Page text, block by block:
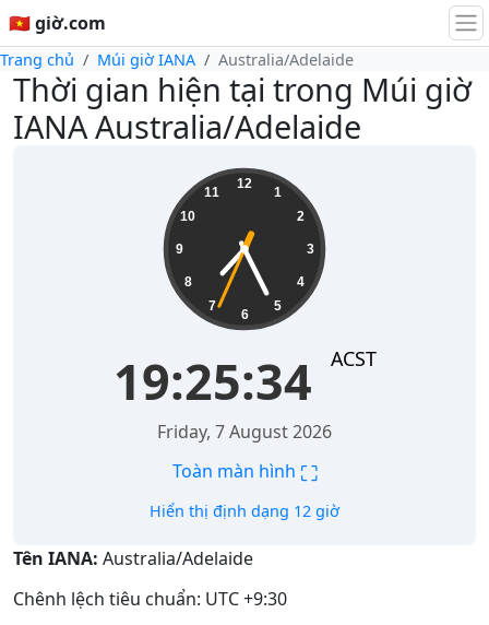
🇻🇳 giờ.com
Trang chủ Múi giờ IANA Australia/Adelaide
Thời gian hiện tại trong Múi giờ
IANA Australia/Adelaide
12
1
2
3
4
5
6
7
8
9
10
11
19:25:34 ACST
Friday, 7 August 2026
Toàn màn hình ⛶
Hiển thị định dạng 12 giờ
Tên IANA: Australia/Adelaide
Chênh lệch tiêu chuẩn: UTC +9:30